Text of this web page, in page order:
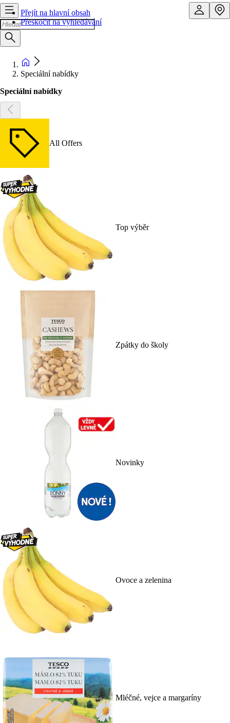
Přejít na hlavní obsah
Přeskočit na vyhledávání
Speciální nabídky
Speciální nabídky
All Offers
Top výběr
Zpátky do školy
Novinky
Ovoce a zelenina
Mléčné, vejce a margaríny